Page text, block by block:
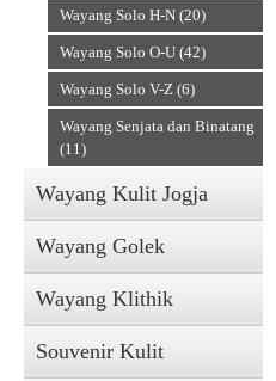
Wayang Solo H-N (20)
Wayang Solo O-U (42)
Wayang Solo V-Z (6)
Wayang Senjata dan Binatang
(11)
Wayang Kulit Jogja
Wayang Golek
Wayang Klithik
Souvenir Kulit